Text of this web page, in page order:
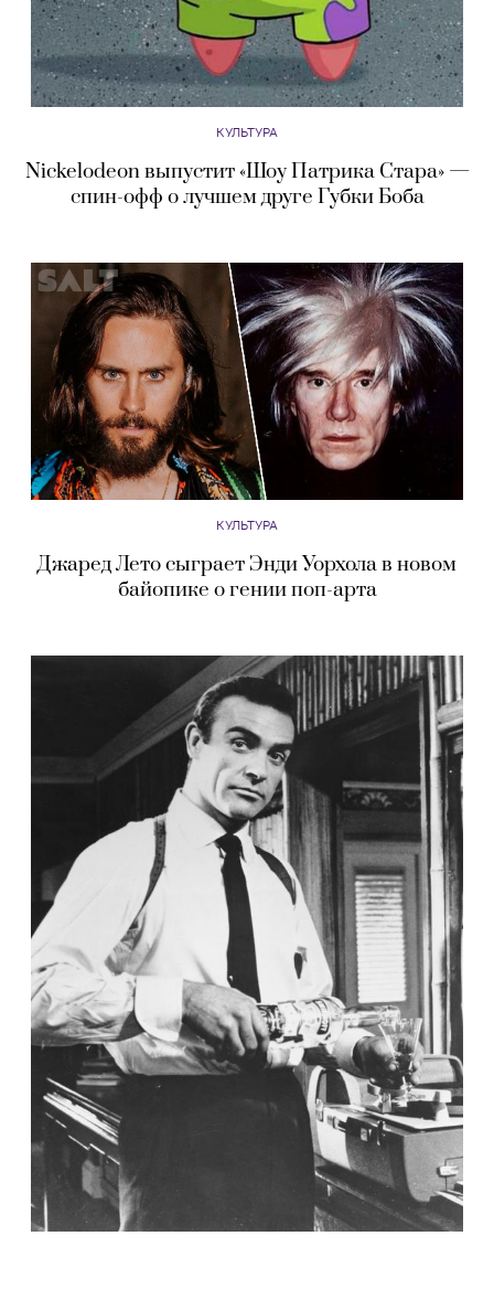
КУЛЬТУРА
Nickelodeon выпустит «Шоу Патрика Стара» —
спин-офф о лучшем друге Губки Боба
КУЛЬТУРА
Джаред Лето сыграет Энди Уорхола в новом
байопике о гении поп-арта